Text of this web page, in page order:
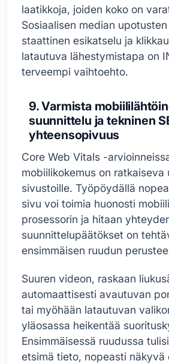
laatikkoja, joiden koko on
Sosiaalisen median
staattinen esikatselu ja
latautuva lähestymistapa on
terveempi vaihtoehto.
9. Varmista
suunnittelu ja tekninen
yhteensopivuus
Core Web Vitals -
mobiilikokemus on ratkaiseva
sivustoille. Työpöydällä
sivu voi toimia huonosti
prosessorin ja hitaan
suunnittelupäätökset on
ensimmäisen ruudun
Suuren videon, raskaan
automaattisesti avautuvan
tai myöhään latautuvan
yläosassa heikentää
Ensimmäisessä ruudussa
etsimä tieto, nopeasti näkyvä